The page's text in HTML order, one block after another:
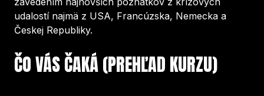
udalostí najmä z USA, Francúzska, Nemecka a
Českej Republiky.
ČO VÁS ČAKÁ (PREHĽAD KURZU)